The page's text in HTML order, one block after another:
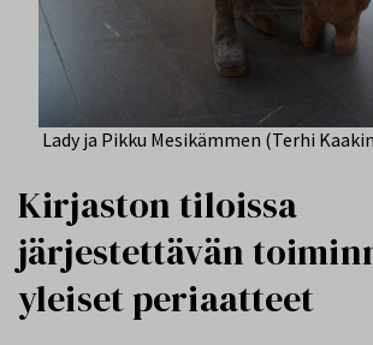
Lady ja Pikku Mesikämmen (Terhi
Kirjaston tiloissa
järjestettävän
yleiset periaatteet